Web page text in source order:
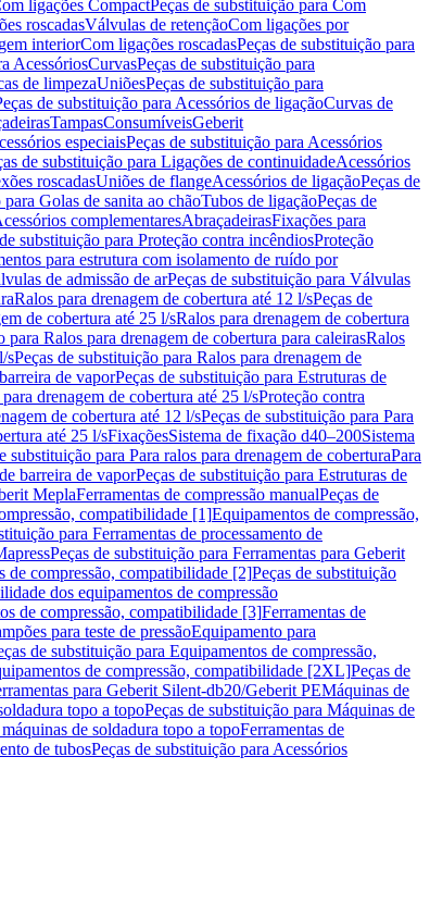
ligações CompactPeças de substituição para Com
roscadasVálvulas de retençãoCom ligações por
interiorCom ligações roscadasPeças de substituição para
AcessóriosCurvasPeças de substituição para
de limpezaUniõesPeças de substituição para
de substituição para Acessórios de ligaçãoCurvas de
TampasConsumíveisGeberit
especiaisPeças de substituição para Acessórios
de substituição para Ligações de continuidadeAcessórios
roscadasUniões de flangeAcessórios de ligaçãoPeças de
Golas de sanita ao chãoTubos de ligaçãoPeças de
complementaresAbraçadeirasFixações para
substituição para Proteção contra incêndiosProteção
para estrutura com isolamento de ruído por
de admissão de arPeças de substituição para Válvulas
Ralos para drenagem de cobertura até 12 l/sPeças de
de cobertura até 25 l/sRalos para drenagem de cobertura
para Ralos para drenagem de cobertura para caleirasRalos
sPeças de substituição para Ralos para drenagem de
de vaporPeças de substituição para Estruturas de
drenagem de cobertura até 25 l/sProteção contra
de cobertura até 12 l/sPeças de substituição para Para
até 25 l/sFixaçõesSistema de fixação d40–200Sistema
substituição para Para ralos para drenagem de coberturaPara
barreira de vaporPeças de substituição para Estruturas de
MeplaFerramentas de compressão manualPeças de
compatibilidade [1]Equipamentos de compressão,
para Ferramentas de processamento de
Peças de substituição para Ferramentas para Geberit
de compressão, compatibilidade [2]Peças de substituição
dos equipamentos de compressão
de compressão, compatibilidade [3]Ferramentas de
para teste de pressãoEquipamento para
de substituição para Equipamentos de compressão,
de compressão, compatibilidade [2XL]Peças de
para Geberit Silent-db20/Geberit PEMáquinas de
topo a topoPeças de substituição para Máquinas de
de soldadura topo a topoFerramentas de
de tubosPeças de substituição para Acessórios